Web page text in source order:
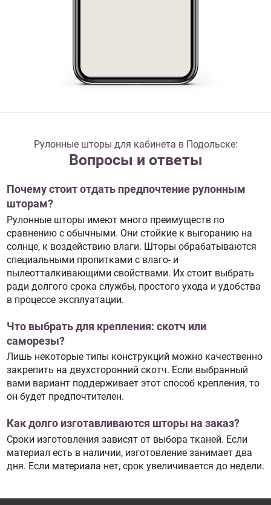
Рулонные шторы для кабинета в Подольске:
Вопросы и ответы
Почему стоит отдать предпочтение рулонным
шторам?
Рулонные шторы имеют много преимуществ по
сравнению с обычными. Они стойкие к выгоранию на
солнце, к воздействию влаги. Шторы обрабатываются
специальными пропитками с влаго- и
пылеотталкивающими свойствами. Их стоит выбрать
ради долгого срока службы, простого ухода и удобства
в процессе эксплуатации.
Что выбрать для крепления: скотч или
саморезы?
Лишь некоторые типы конструкций можно качественно
закрепить на двухсторонний скотч. Если выбранный
вами вариант поддерживает этот способ крепления, то
он будет предпочтителен.
Как долго изготавливаются шторы на заказ?
Сроки изготовления зависят от выбора тканей. Если
материал есть в наличии, изготовление занимает два
дня. Если материала нет, срок увеличивается до недели.